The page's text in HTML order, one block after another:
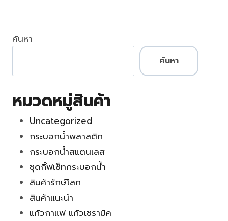
ค้นหา
ค้นหา
หมวดหมู่สินค้า
Uncategorized
กระบอกน้ำพลาสติก
กระบอกน้ำสแตนเลส
ชุดกิ๊ฟเซ็ทกระบอกน้ำ
สินค้ารักษ์โลก
สินค้าแนะนำ
แก้วกาแฟ แก้วเซรามิค